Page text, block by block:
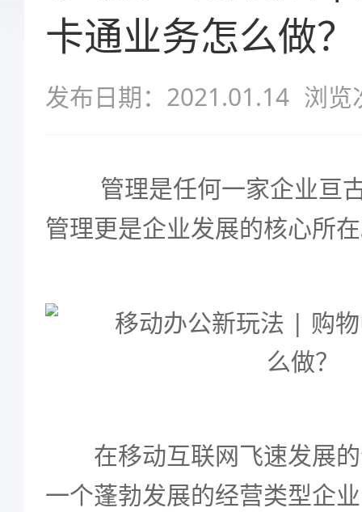
卡通业务怎么做？
发布日期：2021.01.14 浏览
管理是任何一家企业亘
管理更是企业发展的核心所
在移动互联网飞速发展
一个蓬勃发展的经营类型企